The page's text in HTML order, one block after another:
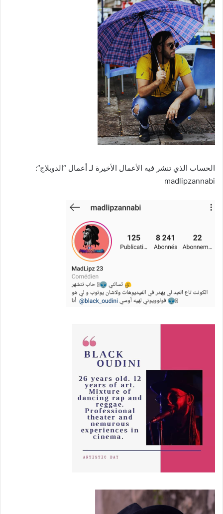
الحساب الذي تنشر فيه الأعمال الأخيرة لـ أعمال “الدوبلاج”:
madlipzannabi